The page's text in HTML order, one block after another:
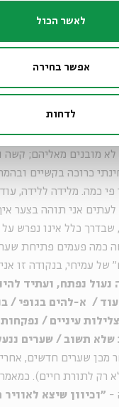
לאשר הכול
אפשר בחירה
לדחות
מובנים מאליהם; קשה
כרוכה בקשיים
פי כמה. מלידה ללידה,
לעתים אני תוהה בצער
שבדרך כלל אינו נפרש על
כמה פעמים פתיחת
של עמיחי, בנקודה זו
נעול נפתח, ועתיד
עוד / א-להים בגופי /
עיניים /
שלא תשוב / שערים
מכן שערים חדשים,
רק לתורת חיים).
- "וכיוון שיצא